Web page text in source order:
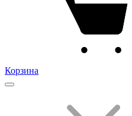
Корзина